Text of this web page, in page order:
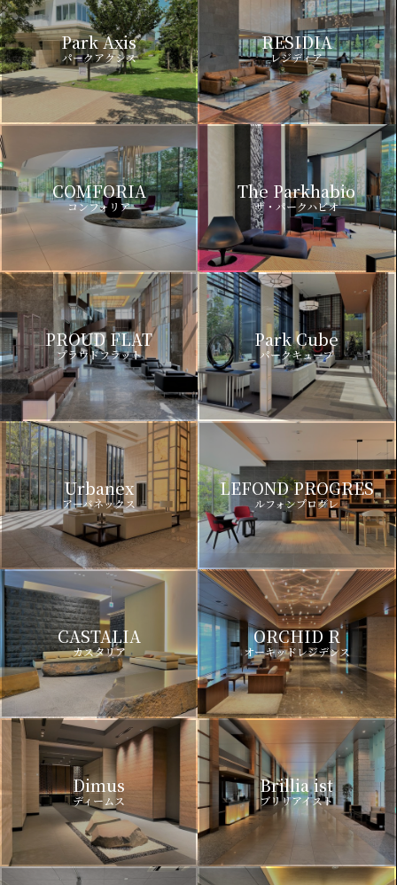
Park Axis
パークアクシス
RESIDIA
レジディア
COMFORIA
コンフォリア
The Parkhabio
ザ・パークハビオ
PROUD FLAT
プラウドフラット
Park Cube
パークキューブ
Urbanex
アーバネックス
LEFOND PROGRES
ルフォンプログレ
CASTALIA
カスタリア
ORCHID R
オーキッドレジデンス
Dimus
ディームス
Brillia ist
ブリリアイスト